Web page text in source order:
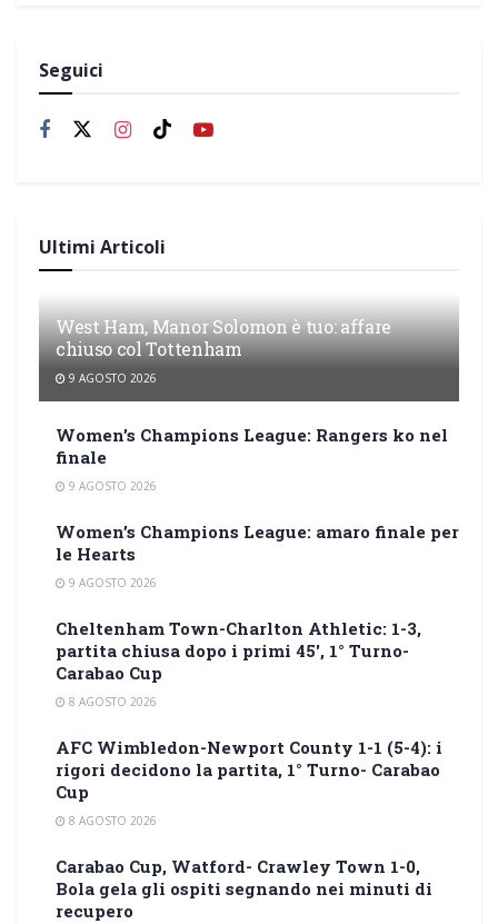
Seguici
Ultimi Articoli
West Ham, Manor Solomon è tuo: affare
chiuso col Tottenham
9 AGOSTO 2026
Women’s Champions League: Rangers ko nel
finale
9 AGOSTO 2026
Women’s Champions League: amaro finale per
le Hearts
9 AGOSTO 2026
Cheltenham Town-Charlton Athletic: 1-3,
partita chiusa dopo i primi 45′, 1° Turno-
Carabao Cup
8 AGOSTO 2026
AFC Wimbledon-Newport County 1-1 (5-4): i
rigori decidono la partita, 1° Turno- Carabao
Cup
8 AGOSTO 2026
Carabao Cup, Watford- Crawley Town 1-0,
Bola gela gli ospiti segnando nei minuti di
recupero